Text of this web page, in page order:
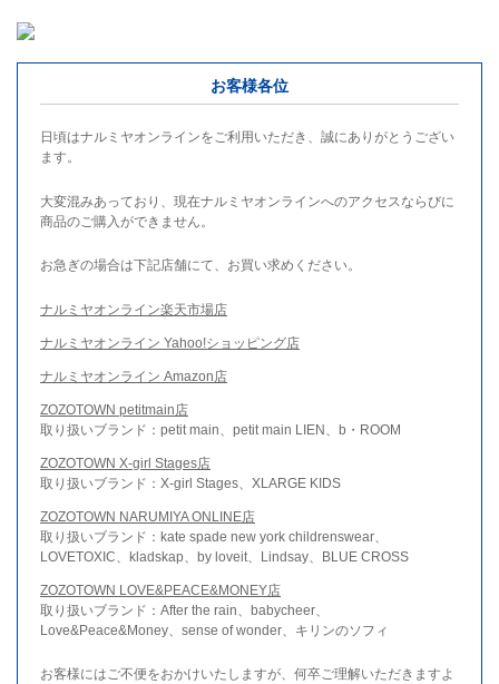
お客様各位
日頃はナルミヤオンラインをご利用いただき、誠にありがとうござい
ます。
大変混みあっており、現在ナルミヤオンラインへのアクセスならびに
商品のご購入ができません。
お急ぎの場合は下記店舗にて、お買い求めください。
ナルミヤオンライン楽天市場店
ナルミヤオンライン Yahoo!ショッピング店
ナルミヤオンライン Amazon店
ZOZOTOWN petitmain店
取り扱いブランド：petit main、petit main LIEN、b・ROOM
ZOZOTOWN X-girl Stages店
取り扱いブランド：X-girl Stages、XLARGE KIDS
ZOZOTOWN NARUMIYA ONLINE店
取り扱いブランド：kate spade new york childrenswear、
LOVETOXIC、kladskap、by loveit、Lindsay、BLUE CROSS
ZOZOTOWN LOVE&PEACE&MONEY店
取り扱いブランド：After the rain、babycheer、
Love&Peace&Money、sense of wonder、キリンのソフィ
お客様にはご不便をおかけいたしますが、何卒ご理解いただきますよ